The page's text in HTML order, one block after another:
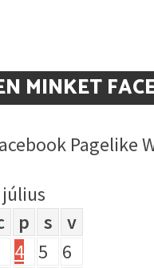
MINKET
p s
v
4 5
6